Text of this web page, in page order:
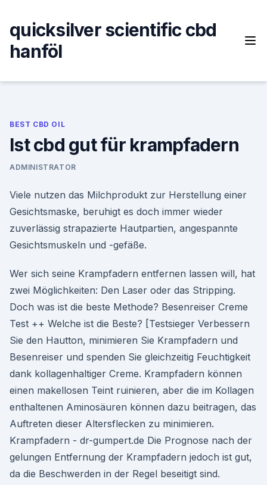
content
quicksilver scientific cbd
hanföl
BEST CBD OIL
Ist cbd gut für krampfadern
ADMINISTRATOR
Viele nutzen das Milchprodukt zur Herstellung einer
Gesichtsmaske, beruhigt es doch immer wieder
zuverlässig strapazierte Hautpartien, angespannte
Gesichtsmuskeln und -gefäße.
Wer sich seine Krampfadern entfernen lassen will, hat
zwei Möglichkeiten: Den Laser oder das Stripping.
Doch was ist die beste Methode? Besenreiser Creme
Test ++ Welche ist die Beste? [Testsieger Verbessern
Sie den Hautton, minimieren Sie Krampfadern und
Besenreiser und spenden Sie gleichzeitig Feuchtigkeit
dank kollagenhaltiger Creme. Krampfadern können
einen makellosen Teint ruinieren, aber die im Kollagen
enthaltenen Aminosäuren können dazu beitragen, das
Auftreten dieser Altersflecken zu minimieren.
Krampfadern - dr-gumpert.de Die Prognose nach der
gelungen Entfernung der Krampfadern jedoch ist gut,
da die Beschwerden in der Regel beseitigt sind.